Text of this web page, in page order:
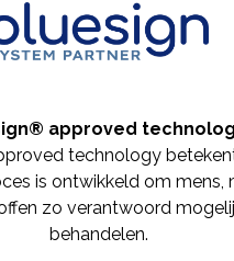
approved
technology
is ontwikkeld om mens,
zo verantwoord
behandelen.